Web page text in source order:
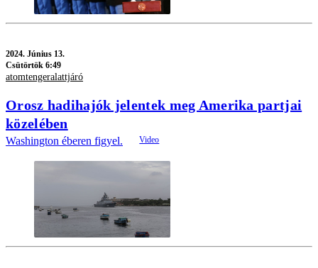
2024. Június 13.
Csütörtök 6:49
atomtengeralattjáró
Orosz hadihajók jelentek meg Amerika partjai
közelében
Washington éberen figyel.